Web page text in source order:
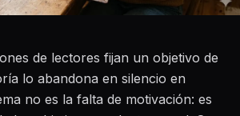
de lectores fijan un objetivo de
lo abandona en silencio en
no es la falta de motivación: es